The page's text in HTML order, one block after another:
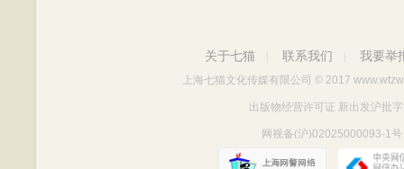
关于七猫 联系我们 我要举
上海七猫文化传媒有限公司 © 2017
出版物经营许可证 新出发沪批
网视备(沪)02025000093-1